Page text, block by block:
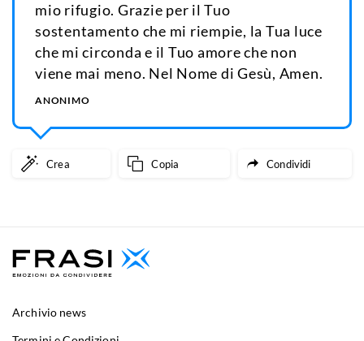
mio rifugio. Grazie per il Tuo
sostentamento che mi riempie, la Tua luce
che mi circonda e il Tuo amore che non
viene mai meno. Nel Nome di Gesù, Amen.
ANONIMO
Crea Copia Condividi
Archivio news